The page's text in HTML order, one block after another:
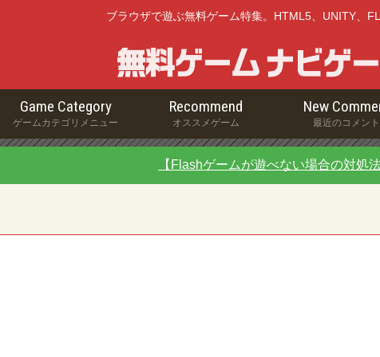
ブラウザで遊ぶ無料ゲーム特集。HTML5、UNITY、
Game Category
ゲームカテゴリメニュー
Recommend
オススメゲーム
New
最近のコメント
【Flashゲームが遊べない場合の対処法